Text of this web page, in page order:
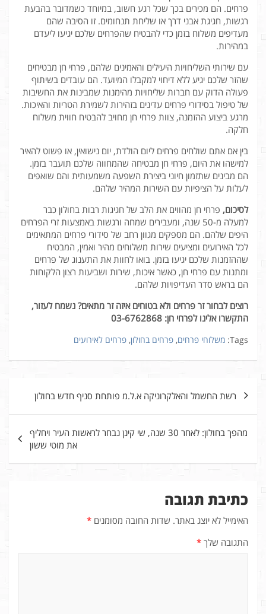
פרחים. הם מכירים בכך שכל רגע חשוב, במיוחד כשמדובר בהבעת
רגשות, חגיגת אבני דרך או שליחת תנחומים. זו הסיבה שהם
מעדיפים משלוח בזמן כדי להבטיח שהפרחים שלכם יגיעו ליעדם
במהירות.
עם שירותי השליחויות היעילים והאמינים שלהם, פרחי חן מבטיחים
שהזר שלכם יגיע ללא דיחוי למקבלו המיועד. הם עובדים בשיתוף
פעולה הדוק עם חברות שליחויות מהימנות שמבינות את החשיבות
של טיפול בסידורי פרחים עדינים בזהירות לשמירת הטריות והאיכות.
מרגע ביצוע ההזמנה, צוות פרחי חן מחויב להבטיח חווית משלוח
חלקה.
בין אם אתם שולחים פרחים ליום הולדת, יום נישואין, או פשוט להאיר
למישהו את היום, פרחי חן מבטיחה שהמחווה שלכם תועבר בזמן.
הם מבינים שתזמון חיוני ביצירת השפעה משמעותית והם שואפים
לעלות על הציפיות עם השירות המהיר שלהם.
לסיכום, פרחי חן מהווים את הלב של חגיגות רבות בחולון כבר
למעלה מ-50 שנה, ומעבירים שמחה ורגשות באמצעות זרי הפרחים
היפים שלהם. הם מספקים מגוון רחב של סידורי פרחים המתאימים
לכל האירועים ומציעים שירות משלוחים מהיר ואמין, המבטיח
שההזמנות שלכם יגיעו בזמן. בואו לחוות את התענוג של פרחים
ומתנות עם פרחי חן, כאשר איכות, שירות ושביעות רצון הלקוחות
הם בראש סדר העדיפויות שלהם.
רוציםלבחורזר פרחים ולאבטוחיםאיזהזר מתאים? נשמחלעזור,
התקשרואלינולפרחי חן: 03-6762868
Tags: משלוחי פרחים, פרחים בחולון, פרחים לאירועים
רשת החשמל והאלקרוניקה א.ל.מ פותחת סניף חדש בחולון
מהפך בחולון: לאחר 30 שנה, שי קינן נבחר לראשות העיר ויחליף
את מוטי ששון
כתיבת תגובה
האימייל לא יוצג באתר. שדות החובה מסומנים *
התגובה שלך *